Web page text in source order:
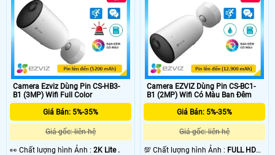
Camera Ezviz Dùng Pin CS-HB3-
B1 (3MP) Wifi Full Color
Giá Bán: 5%-35%
Giá gốc: liên hệ
️👀 Chất lượng hình Ảnh : 2K Lite .
Camera EZVIZ Dùng Pin CS-BC1-
B1 (2MP) Wifi Có Màu Ban Đêm
Giá Bán: 5%-35%
Giá gốc: liên hệ
💯 Chất lượng hình Ảnh : FULL HD